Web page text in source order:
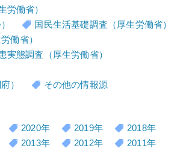
労働省）
国民生活基礎調査（厚生労働省）
働省）
実態調査（厚生労働省）
）
その他の情報源
2020年 2019年
2018年
2013年 2012年
2011年